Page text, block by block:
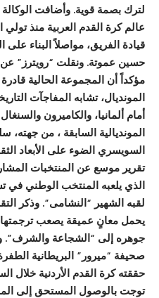
لترك بصمة قوية. وأضافت
عالم كرة القدم العربية منذ
قيادة الفريق، مواصلاً البناء
حسين عموتة. ونقلت “رويترز” عن
مؤكداً أن المجموعة الحالية
المونديال، تشابه المفاجآت
أمام ألمانيا، والكاميرون
المونديالية السابقة ، من جهته،
السويسري الضوء على الأبعاد
تقرير موسع عن المنتخبات
الذي يلعبه المنتخب الوطني في
لقبه الشهير “النشامى”. وذكر
يحمل معانٍ عميقة يصعب ترجمتها
جوهره إلى “الشجاعة
صحيفة “ميرور” البريطانية الطفرة
حققته كرة القدم الأردنية خلال
توجت بالوصول المستحق إلى